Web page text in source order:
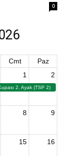
0
Cmt
Paz
2. Ayak (TSP 2)
1 2
8 9
15 16